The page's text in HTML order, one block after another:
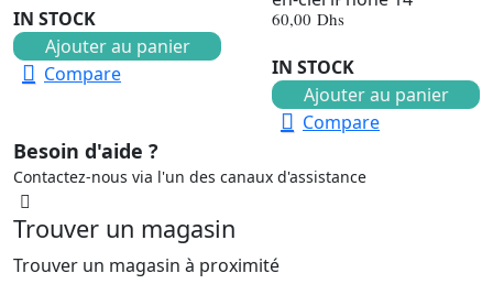
IN STOCK
Ajouter au panier
Compare
60,00 Dhs
IN STOCK
Ajouter au panier
Compare
Besoin d'aide ?
Contactez-nous via l'un des canaux d'assistance
Trouver un magasin
Trouver un magasin à proximité